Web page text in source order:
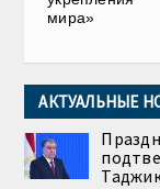
мира»
АКТУАЛЬНЫЕ